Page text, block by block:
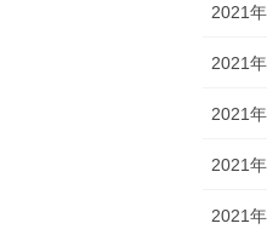
2021
2021
2021
2021
2021